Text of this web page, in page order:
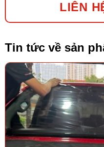
LIÊN
Tin tức về sản